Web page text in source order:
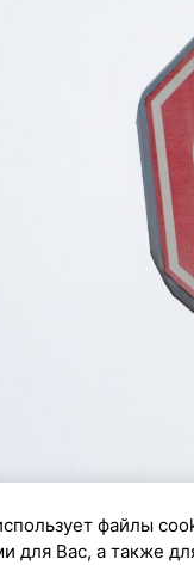
файлы
для Вас, а также